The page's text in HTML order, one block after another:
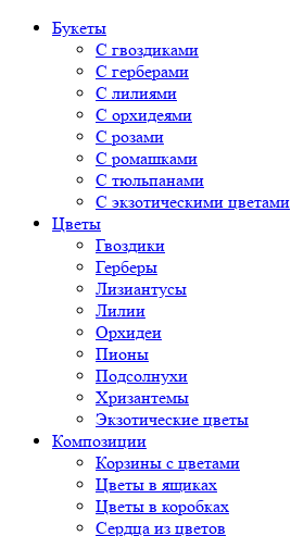
Букеты
С гвоздиками
С герберами
С лилиями
С орхидеями
С розами
С ромашками
С тюльпанами
С экзотическими цветами
Цветы
Гвоздики
Герберы
Лизиантусы
Лилии
Орхидеи
Пионы
Подсолнухи
Хризантемы
Экзотические цветы
Композиции
Корзины с цветами
Цветы в ящиках
Цветы в коробках
Сердца из цветов